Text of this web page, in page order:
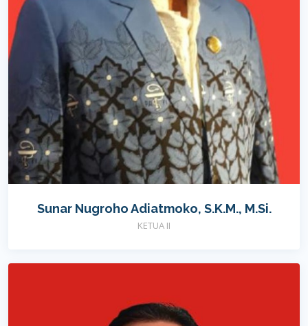
Sunar Nugroho Adiatmoko, S.K.M., M.Si.
KETUA II